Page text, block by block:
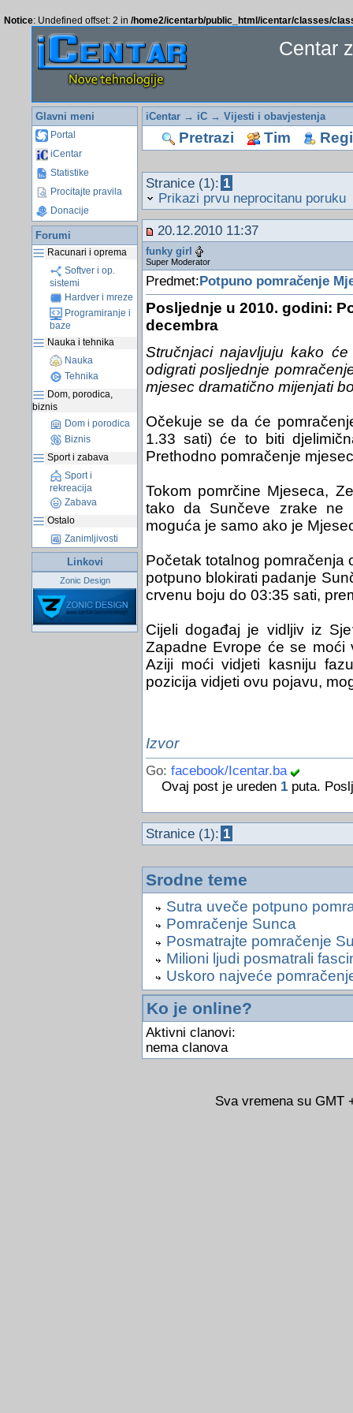
Notice: Undefined offset: 2 in /home2/icentarb/public_html/icentar/classes/
Centar
Glavni meni
Portal
iCentar
Statistike
Procitajte pravila
Donacije
Forumi
Racunari i oprema
Softver i op.
sistemi
Hardver i mreze
Programiranje i
baze
Nauka i tehnika
Nauka
Tehnika
Dom, porodica,
biznis
Dom i porodica
Biznis
Sport i zabava
Sport i
rekreacija
Zabava
Ostalo
Zanimljivosti
Linkovi
Zonic Design
iCentar→ iC→ Vijesti i obavjestenja
Pretrazi Tim
Stranice (1): 1
Prikazi prvu neprocitanu poruku
20.12.2010 11:37
funky girl
Super Moderator
Predmet: Potpuno pomračenje
Posljednje u 2010. godini:
decembra
Stručnjaci najavljuju kako
odigrati posljednje
mjesec dramatično mijenjati
Očekuje se da će
1.33 sati) će to biti
Prethodno pomračenje
Tokom pomrčine Mjeseca,
tako da Sunčeve zrake ne
moguća je samo ako je
Početak totalnog pomračenja
potpuno blokirati padanje
crvenu boju do 03:35 sati,
Cijeli događaj je vidljiv iz
Zapadne Evrope će se moći
Aziji moći vidjeti kasniju
pozicija vidjeti ovu pojavu,
Izvor
Go: facebook/Icentar.ba
Ovaj post je ureden 1puta.
Stranice (1): 1
Srodne teme
Sutra uveče potpuno
Pomračenje Sunca
Posmatrajte pomračenje
Milioni ljudi posmatrali
Uskoro najveće
Ko je online?
Aktivni clanovi:
nema clanova
Sva vremena su GMT